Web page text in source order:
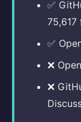
✅
75,617
✅
❌
❌